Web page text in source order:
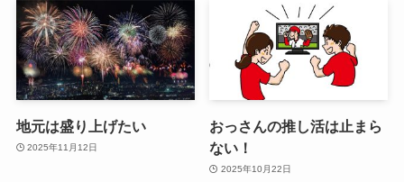
地元は盛り上げたい
2025年11月12日
おっさんの推し活は止まら
ない！
2025年10月22日